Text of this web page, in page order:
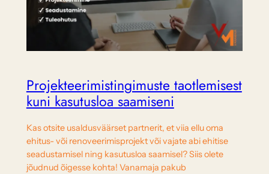
Projekteerimistingimuste taotlemisest
kuni kasutusloa saamiseni
Kas otsite usaldusväärset partnerit, et viia ellu oma
ehitus- või renoveerimisprojekt või vajate abi ehitise
seadustamisel ning kasutusloa saamisel? Siis olete
jõudnud õigesse kohta! Vanamaja pakub